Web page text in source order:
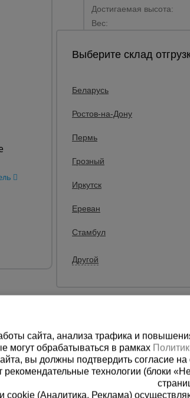
и стремянки
комплекты
аппараты
и металлообработка
Достигаемая высота:
Вес:
Уточнить
Выберите склад
Беларусь
Ростов-на-Дону
Пермь
Грозный
Иркутск
Ереван
Стамбул
Другой
сайта, анализа трафика и
могут обрабатываться в рамках
вы должны подтвердить согласие
рекомендательные технологии (блоки
cookie (Аналитика, Реклама)